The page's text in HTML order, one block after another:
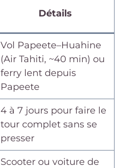
Détails
Vol Papeete–Huahine
(Air Tahiti, ~40 min) ou
ferry lent depuis
Papeete
4 à 7 jours pour faire le
tour complet sans se
presser
Scooter ou voiture de